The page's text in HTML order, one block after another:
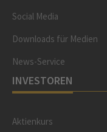
Social Media
Downloads für Medien
News-Service
INVESTOREN
Aktienkurs